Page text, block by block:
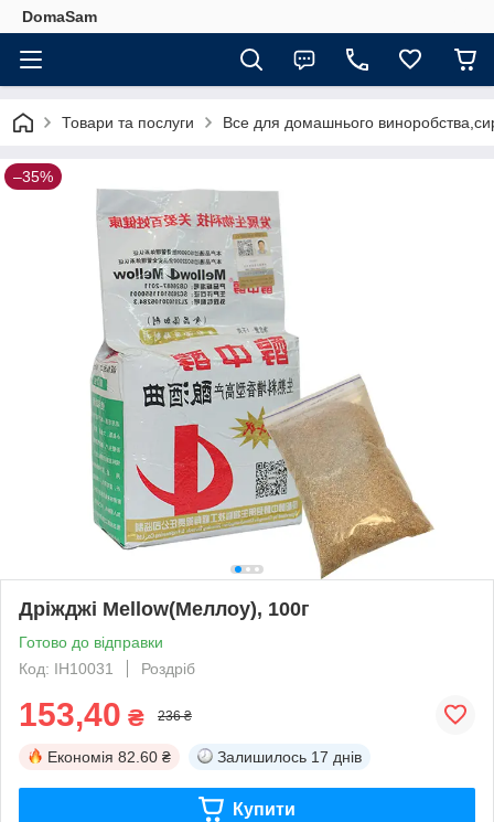
DomaSam
Товари та послуги Все для домашнього
–35%
Дріжджі Mellow(Меллоу), 100г
Готово до відправки
Код: ІН10031
Роздріб
153,40 ₴ 236 ₴
Економія 82.60 ₴ Залишилось 17 днів
Купити